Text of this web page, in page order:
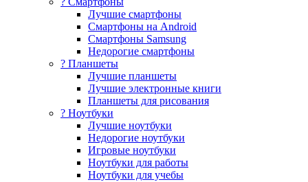
Лучшие смартфоны
Смартфоны на Android
Смартфоны Samsung
Недорогие смартфоны
? Планшеты
Лучшие планшеты
Лучшие электронные книги
Планшеты для рисования
? Ноутбуки
Лучшие ноутбуки
Недорогие ноутбуки
Игровые ноутбуки
Ноутбуки для работы
Ноутбуки для учебы